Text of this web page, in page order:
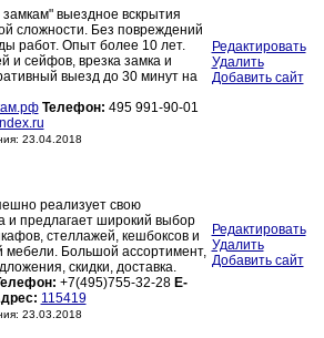
выездное вскрытия
сложности. Без повреждений
работ. Опыт более 10 лет.
и сейфов, врезка замка и
выезд до 30 минут на
Телефон: 495 991-90-01
23.04.2018
Редактировать
Удалить
Добавить сайт
реализует свою
и предлагает широкий выбор
стеллажей, кешбоксов и
мебели. Большой ассортимент,
скидки, доставка.
+7(495)755-32-28 E-
115419
23.03.2018
Редактировать
Удалить
Добавить сайт